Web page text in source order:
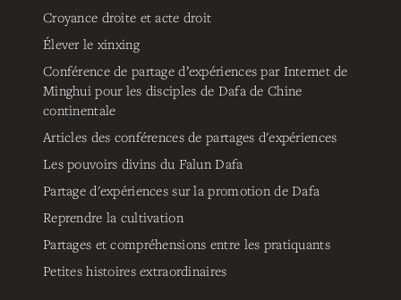
Croyance droite et acte droit
Élever le xinxing
Conférence de partage d’expériences par Internet de
Minghui pour les disciples de Dafa de Chine
continentale
Articles des conférences de partages d'expériences
Les pouvoirs divins du Falun Dafa
Partage d'expériences sur la promotion de Dafa
Reprendre la cultivation
Partages et compréhensions entre les pratiquants
Petites histoires extraordinaires